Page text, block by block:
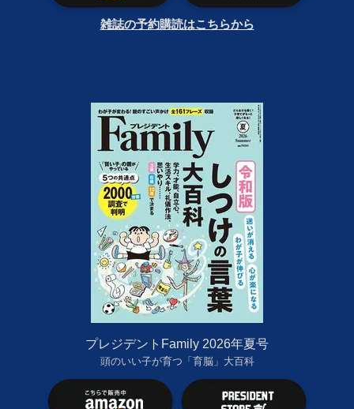
雑誌の予約購読はこちらから
プレジデントFamily 2026年夏号
頭のいい子が育つ「育脳」大百科